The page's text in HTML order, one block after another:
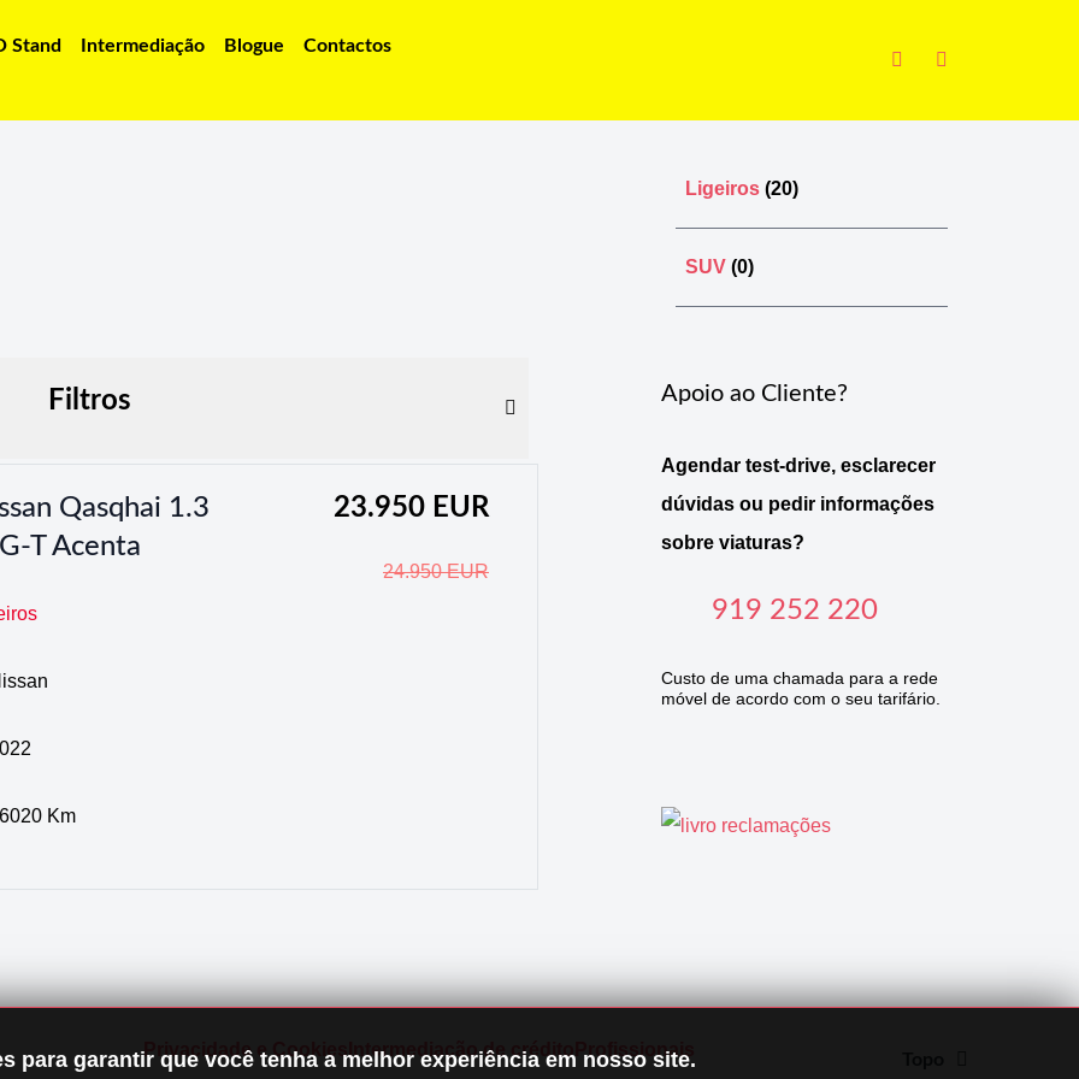
Stand Intermediação Blogue Contactos
Filtros
Qasqhai 1.3
T Acenta
23.950 EUR
24.950 EUR
Km
Ligeiros (20)
SUV (0)
Apoio ao Cliente?
Agendar test-drive, esclarecer
dúvidas ou pedir informações
sobre viaturas?
919 252 220
Custo de uma chamada para a rede
móvel de acordo com o seu tarifário.
para garantir que você tenha a melhor experiência em nosso site.
Privacidade e Cookies Intermediação de crédito Profissionais